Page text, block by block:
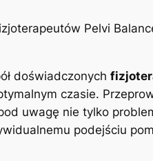
doświadczonych
czasie.
uwagę nie tylko
podejściu